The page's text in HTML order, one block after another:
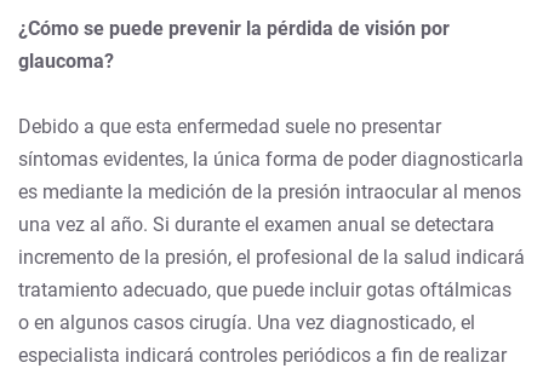
¿Cómo se puede prevenir la pérdida de visión por
glaucoma?
Debido a que esta enfermedad suele no presentar
síntomas evidentes, la única forma de poder diagnosticarla
es mediante la medición de la presión intraocular al menos
una vez al año. Si durante el examen anual se detectara
incremento de la presión, el profesional de la salud indicará
tratamiento adecuado, que puede incluir gotas oftálmicas
o en algunos casos cirugía. Una vez diagnosticado, el
especialista indicará controles periódicos a fin de realizar